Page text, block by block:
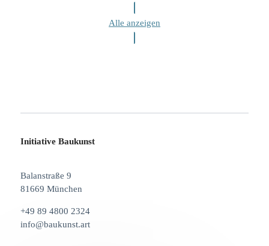
Alle anzeigen
Initiative Baukunst
Balanstraße 9
81669 München
+49 89 4800 2324
info@baukunst.art